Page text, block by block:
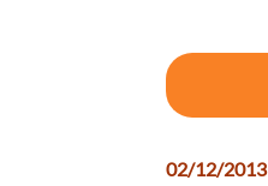
02/12/2013